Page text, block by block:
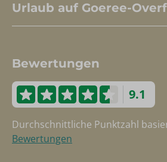
Urlaub auf Goeree-
Bewertungen
9.1
Durchschnittliche Punktzahl
Bewertungen